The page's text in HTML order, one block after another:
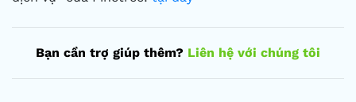
Bạn cần trợ giúp thêm? Liên hệ với chúng tôi